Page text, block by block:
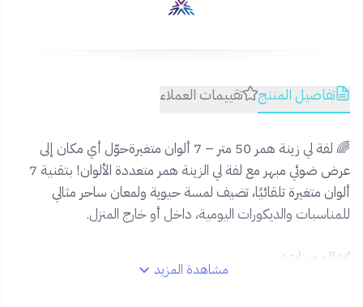
تفاصيل المنتج تقييمات العملاء
🌈 لفة لي زينة همر 50 متر – 7 ألوان متغيرةحوّل أي مكان إلى
عرض ضوئي مبهر مع لفة لي الزينة همر متعددة الألوان! بتقنية 7
ألوان متغيرة تلقائيًا، تضيف لمسة حيوية ولمعان ساحر مثالي
للمناسبات والديكورات اليومية، داخل أو خارج المنزل.
✅ المميزات:
مشاهدة المزيد